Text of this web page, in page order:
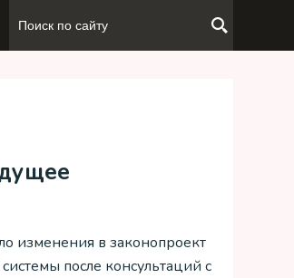
изменения в законопроект
после консультаций с